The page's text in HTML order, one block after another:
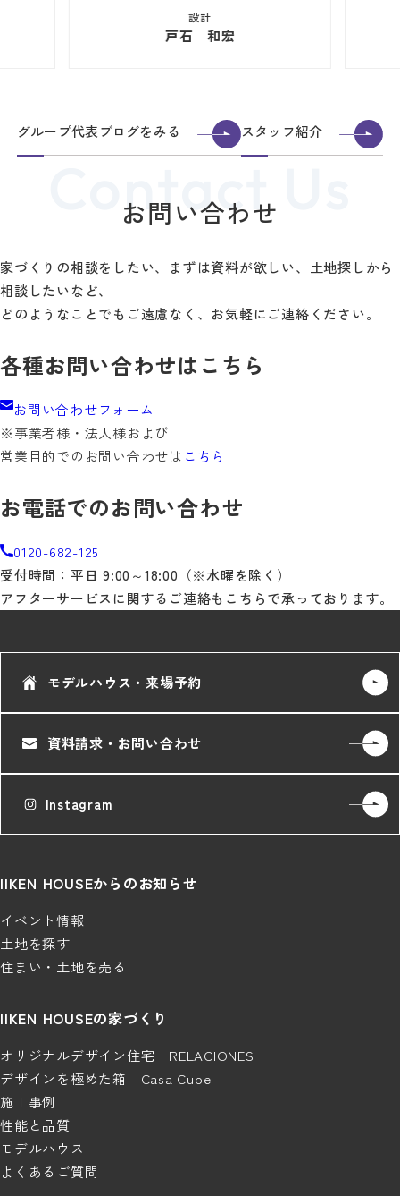
設計
戸石 和宏
グループ代表ブログをみる スタッフ紹介
お問い合わせ
家づくりの相談をしたい、まずは資料が欲しい、土地探しから
相談したいなど、
どのようなことでもご遠慮なく、お気軽にご連絡ください。
各種お問い合わせはこちら
お問い合わせフォーム
※事業者様・法人様および
営業目的でのお問い合わせは こちら
お電話でのお問い合わせ
0120-682-125
受付時間：平日 9:00～18:00（※水曜を除く）
アフターサービスに関するご連絡もこちらで承っております。
モデルハウス・来場予約
資料請求・お問い合わせ
Instagram
IIKEN HOUSEからのお知らせ
イベント情報
土地を探す
住まい・土地を売る
IIKEN HOUSEの家づくり
オリジナルデザイン住宅 RELACIONES
デザインを極めた箱 Casa Cube
施工事例
性能と品質
モデルハウス
よくあるご質問